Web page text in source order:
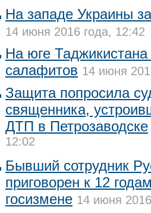
На западе Украины
14 июня 2016 года, 12:42
На юге
салафитов 14 июня
Защита попросила
священника,
ДТП в Петрозаводске
12:02
Бывший сотрудник
приговорен к 12
госизмене 14 июня